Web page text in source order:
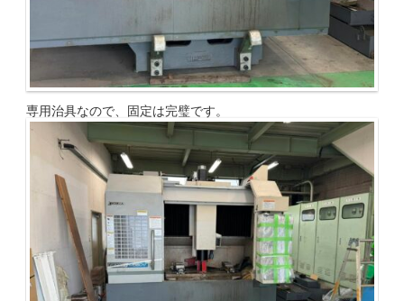
専用治具なので、固定は完璧です。